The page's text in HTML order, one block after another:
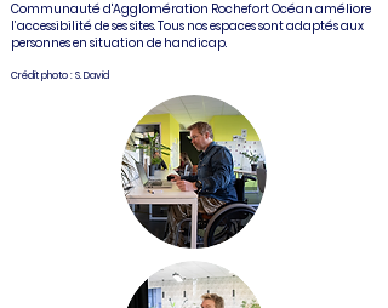
Communauté d'Agglomération Rochefort Océan améliore
l’accessibilité de ses sites. Tous nos espaces sont adaptés aux
personnes en situation de handicap.​
Crédit photo : S. David